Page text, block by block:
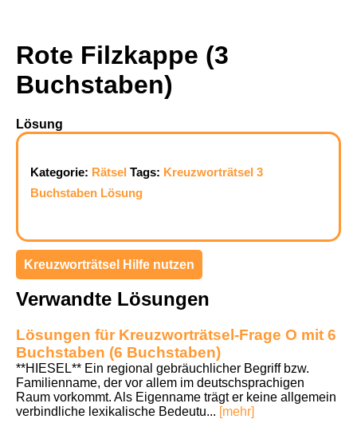
Rote Filzkappe (3
Buchstaben)
Lösung
Kategorie: Rätsel Tags: Kreuzworträtsel 3
Buchstaben Lösung
Kreuzworträtsel Hilfe nutzen
Verwandte Lösungen
Lösungen für Kreuzworträtsel-Frage O mit 6
Buchstaben (6 Buchstaben)
**HIESEL** Ein regional gebräuchlicher Begriff bzw.
Familienname, der vor allem im deutschsprachigen
Raum vorkommt. Als Eigenname trägt er keine allgemein
verbindliche lexikalische Bedeutu... [mehr]